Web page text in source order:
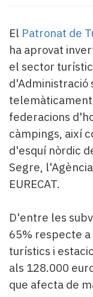
Lo
més
llegit...
El Patronat de
ha aprovat
el sector
d'Administració
telemàticament
federacions
càmpings, així
d'esquí nòrdic
Segre,
EURECAT.
D'entre les
65% respecte
turístics i
als 128.000
que afecta de